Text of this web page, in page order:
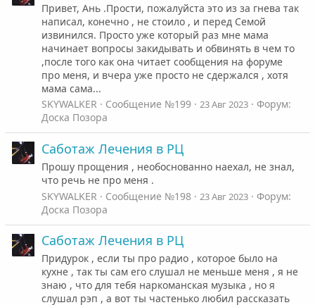
Привет, Ань .Прости, пожалуйста это из за гнева так
написал, конечно , не стоило , и перед Семой
извинился. Просто уже который раз мне мама
начинает вопросы закидывать и обвинять в чем то
,после того как она читает сообщения на форуме
про меня, и вчера уже просто не сдержался , хотя
мама сама...
SKYWALKER
Сообщение №199 23 Авг 2023
Форум:
Доска Позора
Саботаж Лечения в РЦ
Прошу прощения , необоснованно наехал, не знал,
что речь не про меня .
SKYWALKER
Сообщение №198 23 Авг 2023
Форум:
Доска Позора
Саботаж Лечения в РЦ
Придурок , если ты про радио , которое было на
кухне , так ты сам его слушал не меньше меня , я не
знаю , что для тебя наркоманская музыка , но я
слушал рэп , а вот ты частенько любил рассказать